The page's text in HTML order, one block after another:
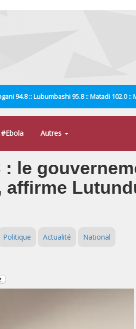
94.8 :: Lubumbashi 95.8 :: Matadi 102.0
#Ebola Autres
: le
affirme
Politique Actualité National